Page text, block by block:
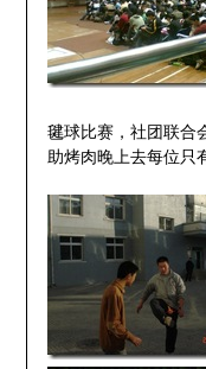
毽球比赛，社团联合
助烤肉晚上去每位只